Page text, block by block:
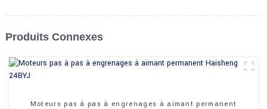
Produits Connexes
Moteurs pas à pas à engrenages à aimant permanent